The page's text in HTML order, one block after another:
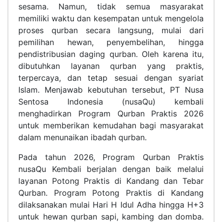
sesama. Namun, tidak semua masyarakat
memiliki waktu dan kesempatan untuk mengelola
proses qurban secara langsung, mulai dari
pemilihan hewan, penyembelihan, hingga
pendistribusian daging qurban. Oleh karena itu,
dibutuhkan layanan qurban yang praktis,
terpercaya, dan tetap sesuai dengan syariat
Islam. Menjawab kebutuhan tersebut, PT Nusa
Sentosa Indonesia (nusaQu) kembali
menghadirkan Program Qurban Praktis 2026
untuk memberikan kemudahan bagi masyarakat
dalam menunaikan ibadah qurban.
Pada tahun 2026, Program Qurban Praktis
nusaQu Kembali berjalan dengan baik melalui
layanan Potong Praktis di Kandang dan Tebar
Qurban. Program Potong Praktis di Kandang
dilaksanakan mulai Hari H Idul Adha hingga H+3
untuk hewan qurban sapi, kambing dan domba.